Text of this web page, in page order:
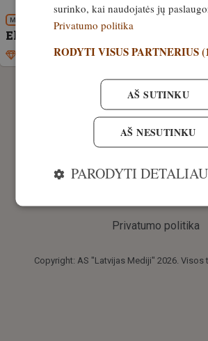
MEDŽIOKLĖS REIKMENYS
Ekonomiškieji Focus Nordic
Išskirtinis 24. balandis, 2021
Copyright: AS "Latvijas Mediji" 2026. Visos
Privatumo politika
surinko, kai naudojatės jų
Privatumo politika
RODYTI VISUS PARTNERIUS
AŠ SUTINKU
AŠ NESUTINKU
PARODYTI DETALIAU